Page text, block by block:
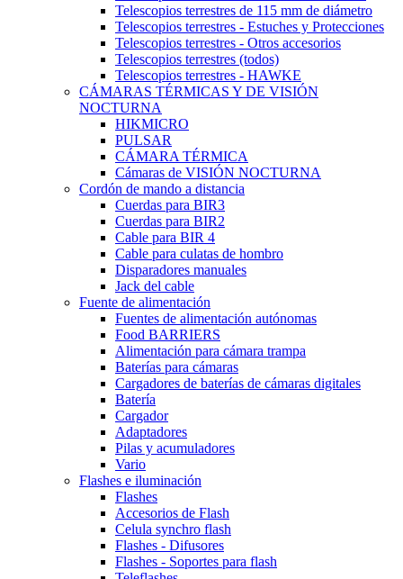
Telescopios terrestres de 115 mm de diámetro
Telescopios terrestres - Estuches y Protecciones
Telescopios terrestres - Otros accesorios
Telescopios terrestres (todos)
Telescopios terrestres - HAWKE
CÁMARAS TÉRMICAS Y DE VISIÓN
NOCTURNA
HIKMICRO
PULSAR
CÁMARA TÉRMICA
Cámaras de VISIÓN NOCTURNA
Cordón de mando a distancia
Cuerdas para BIR3
Cuerdas para BIR2
Cable para BIR 4
Cable para culatas de hombro
Disparadores manuales
Jack del cable
Fuente de alimentación
Fuentes de alimentación autónomas
Food BARRIERS
Alimentación para cámara trampa
Baterías para cámaras
Cargadores de baterías de cámaras digitales
Batería
Cargador
Adaptadores
Pilas y acumuladores
Vario
Flashes e iluminación
Flashes
Accesorios de Flash
Celula synchro flash
Flashes - Difusores
Flashes - Soportes para flash